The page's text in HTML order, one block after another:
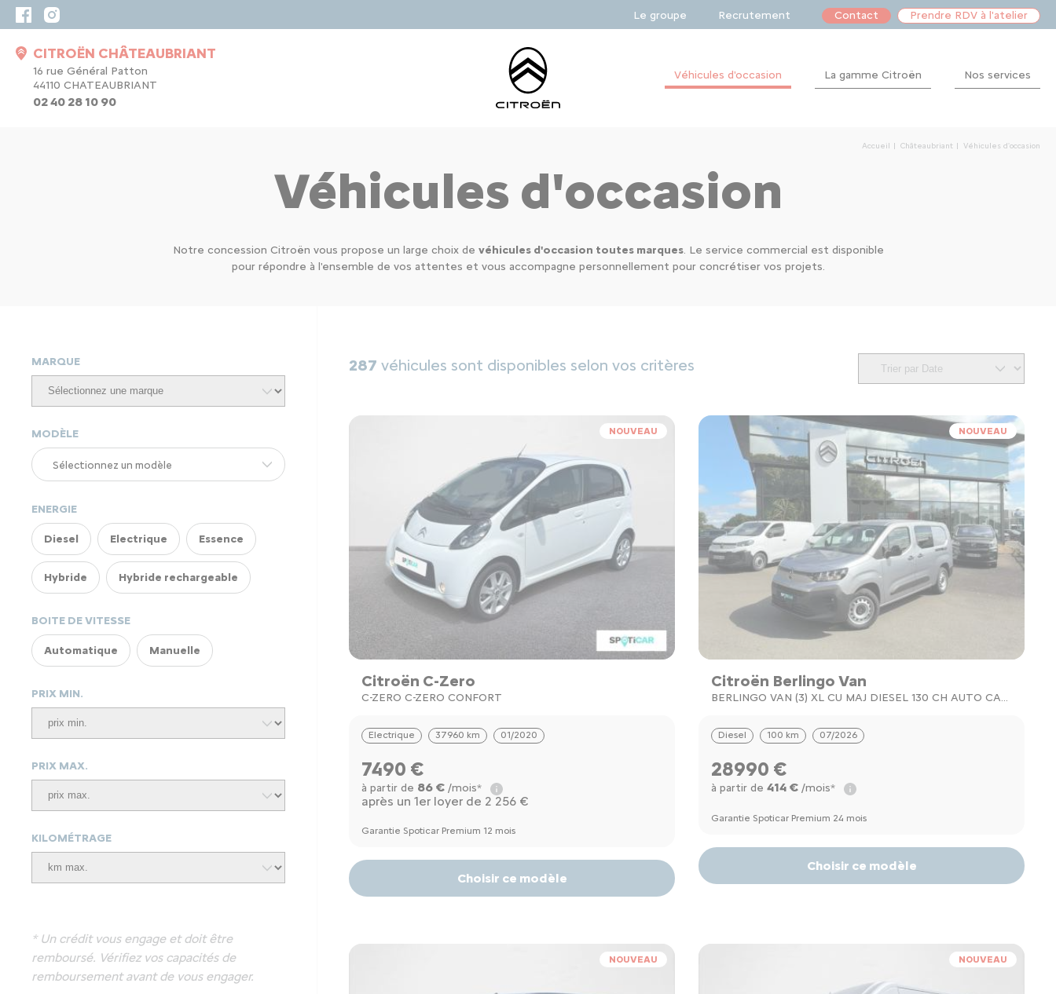
Le groupe Recrutement Contact Prendre RDV à l'atelier
CITROËN CHÂTEAUBRIANT
16 rue Général Patton
44110 CHATEAUBRIANT
02 40 28 10 90
Véhicules d'occasion La gamme Citroën Nos services
Accueil Châteaubriant Véhicules d'occasion
Véhicules d'occasion
Notre concession Citroën vous propose un large choix de véhicules d'occasion toutes marques. Le service commercial est disponible
pour répondre à l'ensemble de vos attentes et vous accompagne personnellement pour concrétiser vos projets.
MARQUE
MODÈLE
ENERGIE
Diesel Electrique Essence
Hybride Hybride rechargeable
BOITE DE VITESSE
Automatique Manuelle
PRIX MIN.
PRIX MAX.
KILOMÉTRAGE
* Un crédit vous engage et doit être
remboursé. Vérifiez vos capacités de
remboursement avant de vous engager.
287 véhicules sont disponibles selon vos critères
NOUVEAU
Citroën C-Zero
C-ZERO C-ZERO CONFORT
Electrique 37960 km 01/2020
7490 €
à partir de 86 € /mois*
après un 1er loyer de 2 256 €
Garantie Spoticar Premium 12 mois
Choisir ce modèle
NOUVEAU
Citroën Berlingo Van
BERLINGO VAN (3) XL CU MAJ DIESEL 130 CH AUTO CA
Diesel 100 km 07/2026
28990 €
à partir de414 € /mois*
Garantie Spoticar Premium 24 mois
Choisir ce modèle
NOUVEAU NOUVEAU